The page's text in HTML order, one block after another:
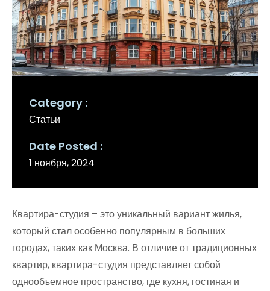
Category
Статьи
Date Posted
1 ноября, 2024
Квартира-студия – это уникальный вариант жилья,
который стал особенно популярным в больших
городах, таких как Москва. В отличие от традиционных
квартир, квартира-студия представляет собой
однообъемное пространство, где кухня, гостиная и